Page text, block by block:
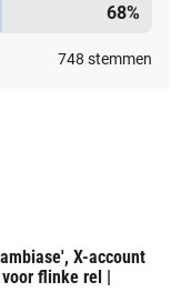
68%
748 stemmen
X-account
flinke rel |